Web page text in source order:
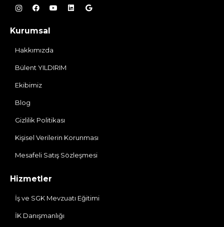
Kurumsal
Hakkımızda
Bülent YILDIRIM
Ekibimiz
Blog
Gizlilik Politikası
Kişisel Verilerin Korunması
Mesafeli Satış Sözleşmesi
Hizmetler
İş ve SGK Mevzuatı Eğitimi
İK Danışmanlığı